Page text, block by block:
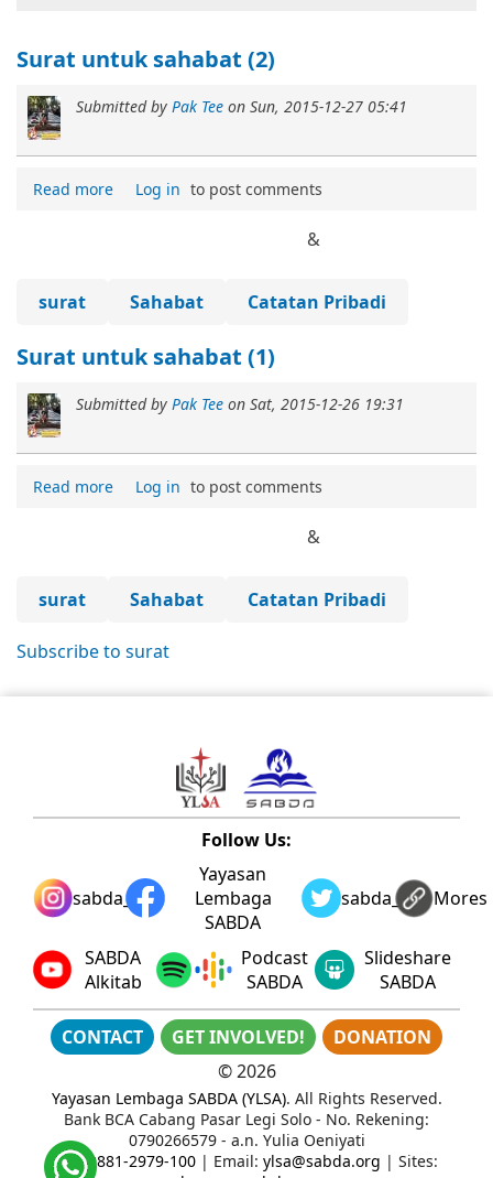
Surat untuk sahabat (2)
Submitted by Pak Tee on Sun, 2015-12-27 05:41
Read more Log in to post comments
&
surat Sahabat Catatan Pribadi
Surat untuk sahabat (1)
Submitted by Pak Tee on Sat, 2015-12-26 19:31
Read more Log in to post comments
&
surat Sahabat Catatan Pribadi
Subscribe to surat
Follow Us:
sabda_ylsa
Yayasan
Lembaga
SABDA
sabda_ylsaMores
SABDA
Alkitab
Podcast
SABDA
Slideshare
SABDA
CONTACT GET INVOLVED!
DONATION
©2026
Yayasan Lembaga SABDA (YLSA). All Rights Reserved.
Bank BCA Cabang Pasar Legi Solo - No. Rekening:
0790266579 - a.n. Yulia Oeniyati
WA:0881-2979-100| Email: ylsa@sabda.org | Sites: